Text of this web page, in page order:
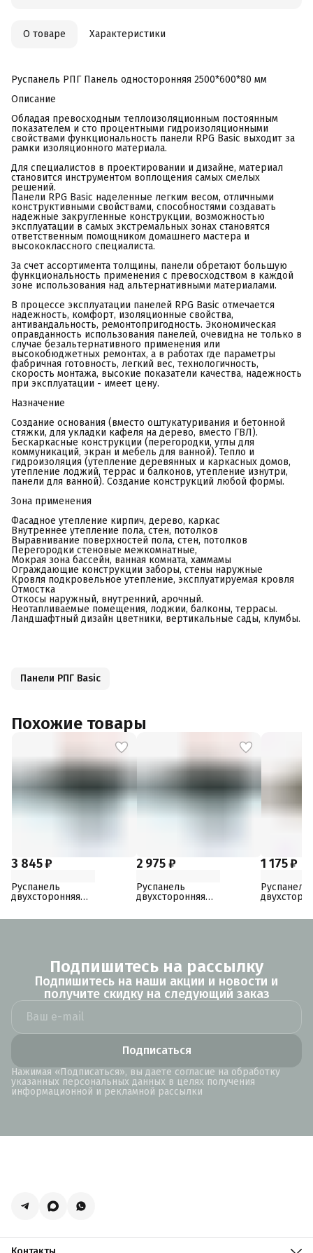
О товаре Характеристики
Руспанель РПГ Панель односторонняя 2500*600*80 мм
Описание
Обладая превосходным теплоизоляционным постоянным
показателем и сто процентными гидроизоляционными
свойствами функциональность панели RPG Basic выходит за
рамки изоляционного материала.
Для специалистов в проектировании и дизайне, материал
становится инструментом воплощения самых смелых
решений.
Панели RPG Basic наделенные легким весом, отличными
конструктивными свойствами, способностями создавать
надежные закругленные конструкции, возможностью
эксплуатации в самых экстремальных зонах становятся
ответственным помощником домашнего мастера и
высококлассного специалиста.
За счет ассортимента толщины, панели обретают большую
функциональность применения с превосходством в каждой
зоне использования над альтернативными материалами.
В процессе эксплуатации панелей RPG Basic отмечается
надежность, комфорт, изоляционные свойства,
антивандальность, ремонтопригодность. Экономическая
оправданность использования панелей, очевидна не только в
случае безальтернативного применения или
высокобюджетных ремонтах, а в работах где параметры
фабричная готовность, легкий вес, технологичность,
скорость монтажа, высокие показатели качества, надежность
при эксплуатации - имеет цену.
Назначение
Создание основания (вместо оштукатуривания и бетонной
стяжки, для укладки кафеля на дерево, вместо ГВЛ).
Бескаркасные конструкции (перегородки, углы для
коммуникаций, экран и мебель для ванной). Тепло и
гидроизоляция (утепление деревянных и каркасных домов,
утепление лоджий, террас и балконов, утепление изнутри,
панели для ванной). Создание конструкций любой формы.
Зона применения
Фасадное утепление кирпич, дерево, каркас
Внутреннее утепление пола, стен, потолков
Выравнивание поверхностей пола, стен, потолков
Перегородки стеновые межкомнатные,
Мокрая зона бассейн, ванная комната, хаммамы
Ограждающие конструкции заборы, стены наружные
Кровля подкровельное утепление, эксплуатируемая кровля
Отмостка
Откосы наружный, внутренний, арочный.
Неотапливаемые помещения, лоджии, балконы, террасы.
Ландшафтный дизайн цветники, вертикальные сады, клумбы.
Панели РПГ Basic
Похожие товары
3 845 ₽
Руспанель
двухсторонняя
2 975 ₽
Руспанель
двухсторонняя
1 175 ₽
Руспанель
Подпишитесь на рассылку
Подпишитесь на наши акции и новости и
получите скидку на следующий заказ
Подписаться
Нажимая «Подписаться», вы даете согласие на обработку
указанных персональных данных в целях получения
информационной и рекламной рассылки